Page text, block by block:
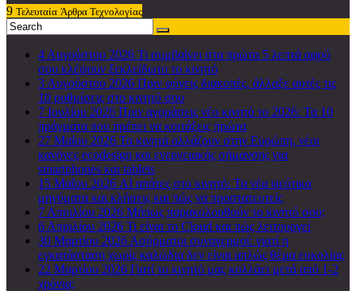
9 Τελευταία Άρθρα Τεχνολογίας
4 Αυγούστου 2026 Τι συμβαίνει στα πρώτα 5 λεπτά αφού
σου κλέψουν ξεκλείδωτο το κινητό
3 Αυγούστου 2026 Πριν φύγεις διακοπές, άλλαξε αυτές τις
10 ρυθμίσεις στο κινητό σου
7 Ιουλίου 2026 Πριν αγοράσεις νέο κινητό το 2026: Τα 10
πράγματα που πρέπει να κοιτάξεις πρώτα
27 Μαΐου 2026 Τα κινητά αλλάζουν στην Ευρώπη, νέοι
κανόνες ecodesign και ενεργειακής σήμανσης για
smartphones και tablets
15 Μαΐου 2026 AI απάτες στο κινητό: Τα νέα ψεύτικα
μηνύματα και κλήσεις και πώς να προστατευτείς
7 Απριλίου 2026 Μήπως παρακολουθούν το κινητό σου;
6 Απριλίου 2026 Τι είναι το Cloud και πώς λειτουργεί
30 Μαρτίου 2026 Ασύρματοι συναγερμοί: γιατί η
εγκατάσταση χωρίς καλώδια δεν είναι απλώς θέμα ευκολίας
22 Μαρτίου 2026 Γιατί το κινητό μας κολλάει μετά από 1-2
χρόνια;